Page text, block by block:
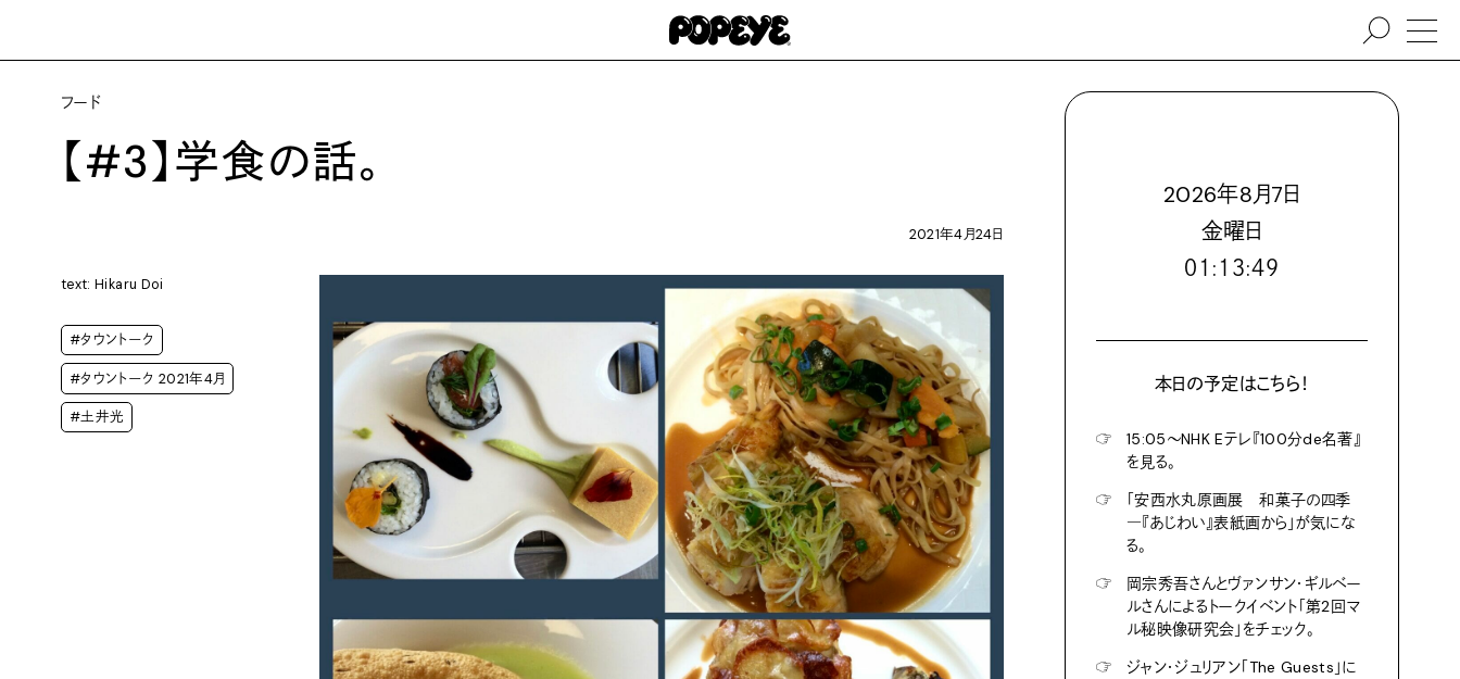
フード
【#3】学食の話。
2021年4月24日
text: Hikaru Doi
#タウントーク
#タウントーク 2021年4月
#土井光
2026年8月7日
金曜日
０１:１３:５１
本日の予定はこちら！
☞
15:05〜NHK Eテレ『100分de名著』
を見る。
☞
「安西水丸原画展 和菓子の四季
―『あじわい』表紙画から」が気にな
る。
☞
岡宗秀吾さんとヴァンサン・ギルベー
ルさんによるトークイベント「第2回マ
ル秘映像研究会」をチェック。
☞
ジャン・ジュリアン「The Guests」に